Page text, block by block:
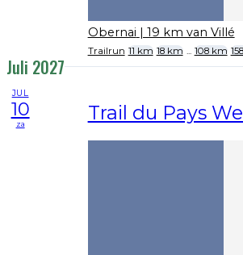
Obernai | 19 km van Villé
Trailrun 11 km 18 km ... 108 km
Juli 2027
JUL
10
za Trail du Pays